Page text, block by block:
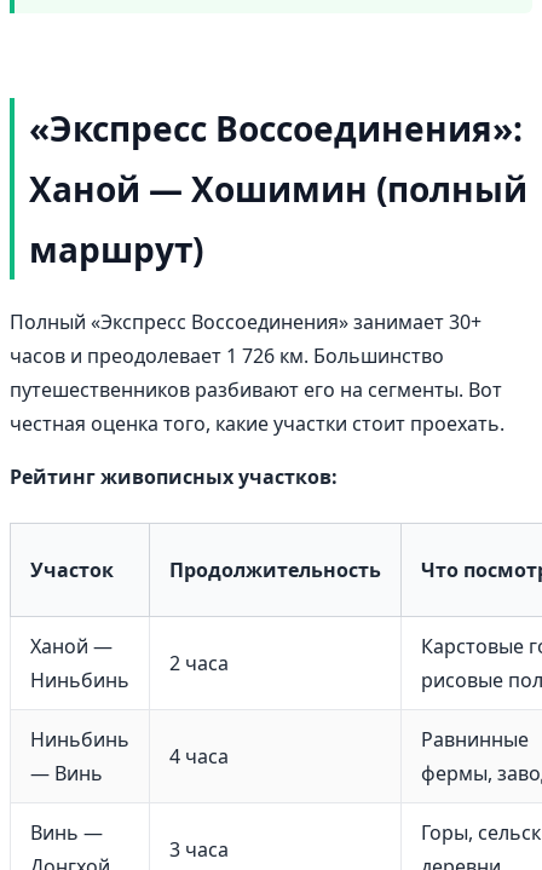
«Экспресс Воссоединения»:
Ханой — Хошимин (полный
маршрут)
Полный «Экспресс Воссоединения» занимает 30+
часов и преодолевает 1 726 км. Большинство
путешественников разбивают его на сегменты. Вот
честная оценка того, какие участки стоит проехать.
Рейтинг живописных участков:
Участок Продолжительность Что
Ханой —
Ниньбинь
2 часа
Карстовые
рисовые
Ниньбинь
— Винь
4 часа
Равнинные
фермы,
Винь —
3 часа
Горы,